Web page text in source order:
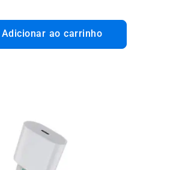
Adicionar ao carrinho